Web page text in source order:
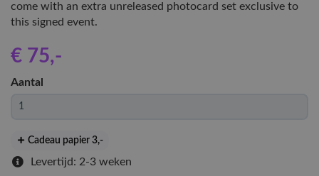
come with an extra unreleased photocard set exclusive to
this signed event.
€ 75,-
Aantal
Cadeau papier 3,-
Levertijd: 2-3 weken